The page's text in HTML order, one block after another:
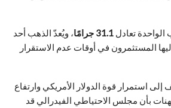
تعادل 31.1 جرامًا
، ويُعدّ الذهب أحد
المستثمرون في أوقات عدم الاستقرار
إلى استمرار قوة الدولار الأمريكي وارتفاع
بأن مجلس الاحتياطي الفيدرالي قد